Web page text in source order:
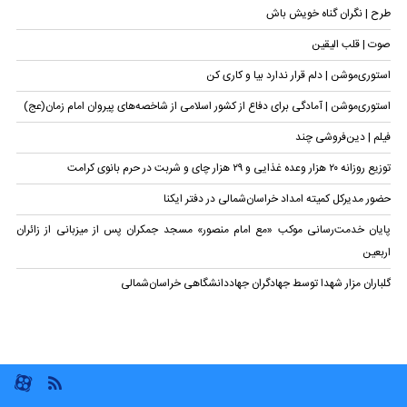
طرح | نگران گناه خویش باش
صوت | قلب الیقین
استوری‌موشن | دلم قرار ندارد بیا و کاری کن
استوری‌موشن | آمادگی برای دفاع از کشور اسلامی از شاخصه‌های پیروان امام زمان(عج)
فیلم | دین‌فروشی چند
توزیع روزانه ۲۰ هزار وعده غذایی و ۲۹ هزار چای و شربت در حرم بانوی کرامت
حضور مدیرکل کمیته امداد خراسان‌شمالی در دفتر ایکنا
پایان خدمت‌رسانی موکب «مع امام منصور» مسجد جمکران پس از میزبانی از زائران
اربعین
گلباران مزار شهدا توسط جهادگران جهاد‌دانشگاهی خراسان‌شمالی